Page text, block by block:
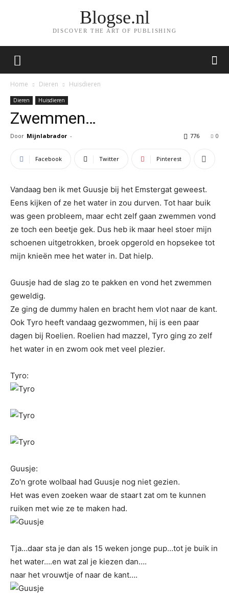
Blogse.nl
DISCOVER THE ART OF PUBLISHING
Home Dieren Huisdieren
Dieren Huisdieren
Zwemmen…
Door Mijnlabrador - 0
776
Facebook Twitter Pinterest
Vandaag ben ik met Guusje bij het Emstergat geweest.
Eens kijken of ze het water in zou durven. Tot haar buik
was geen probleem, maar echt zelf gaan zwemmen vond
ze toch een beetje gek. Dus heb ik maar heel stoer mijn
schoenen uitgetrokken, broek opgerold en hopsekee tot
mijn knieën mee het water in. Dat hielp.
Guusje had de slag zo te pakken en vond het zwemmen
geweldig.
Ze ging de dummy halen en bracht hem vlot naar de kant.
Ook Tyro heeft vandaag gezwommen, hij is een paar
dagen bij Roelien. Roelien had mazzel, Tyro ging zo zelf
het water in en zwom ook met veel plezier.
Tyro:
Guusje:
Zo'n grote wolbaal had Guusje nog niet gezien.
Het was even zoeken waar de staart zat om te kunnen
ruiken met wie ze te maken had.
Tja…daar sta je dan als 15 weken jonge pup…tot je buik in
het water….en wat zal je kiezen dan….
naar het vrouwtje of naar de kant….